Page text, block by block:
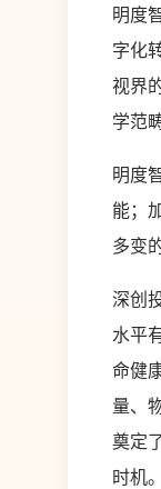
明度
字化
视界
学范
明度
能；
多变
深创
水平
命健
量、
奠定
时机